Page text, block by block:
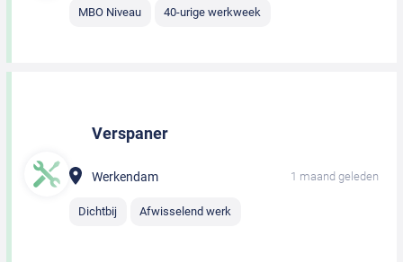
MBO Niveau 40-urige werkweek
Verspaner
Werkendam 1 maand geleden
Dichtbij Afwisselend werk